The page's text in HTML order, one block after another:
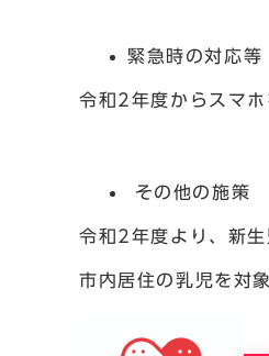
緊急時の対応等
令和2年度からスマ
その他の施策
令和2年度より、新
市内居住の乳児を対